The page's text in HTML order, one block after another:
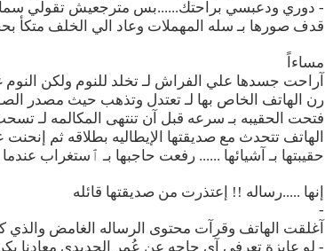
- دوري ودعبسي براحتك......بس مترجعيش تقولي
قدف صورها بـ سله المهملات وعاد الي الخلف متكأ
مساءاً
آراحت جسدها علي الفراش لـ تخلد للنوم ولكن
رن الهاتف الخاص بها لـ تعتدل وتذهب حيث مصدر
فتحت الحقيبه بـ سرعه قبل آن تنتهى المكالمه لـ
الهاتف تتحدث مع صديقتها الإيطاليه بطلاقه ثم
حقيبتها بـ آشيائها ...... رفعت حاجبها بـ ٱستغراب
إنها .....رساله !! إعتذرت من صديقتها قائله
-
آغلقت الهاتف وقرآت محتوى الرساله الغامض والذي
- لو عايزة تعرفي آي حاجه عن عُمر الحديدي معادنا بكرا